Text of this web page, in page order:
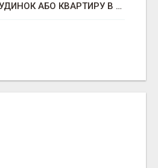
СІМ'Я ВИНАЙМЕ БУДИНОК АБО КВАРТИРУ В СМТ.ВЕНДИЧАНИ.